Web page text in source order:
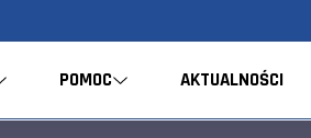
POMOC AKTUALNOŚCI